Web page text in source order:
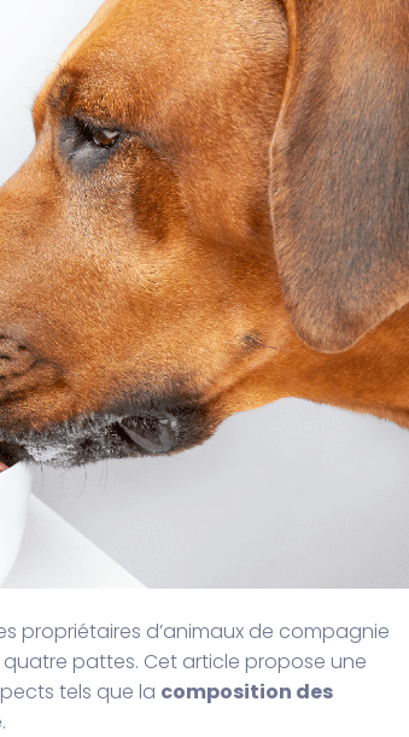
propriétaires d’animaux de compagnie
pattes. Cet article propose une
tels que la composition des